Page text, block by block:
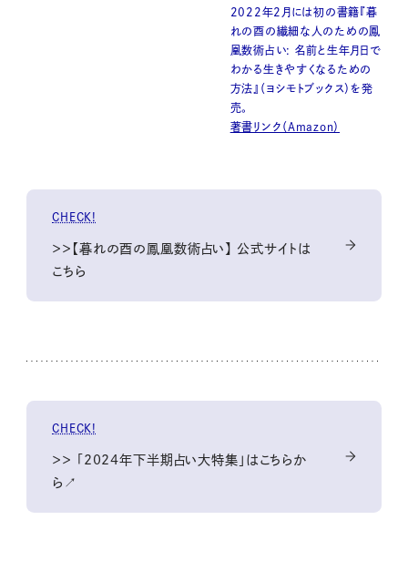
2022年2月には初の書籍『暮
れの酉の繊細な人のための鳳
凰数術占い: 名前と生年月日で
わかる生きやすくなるための
方法』（ヨシモトブックス）を発
売。
著書リンク（Amazon）
CHECK!
＞＞【暮れの酉の鳳凰数術占い】 公式サイトは
こちら
CHECK!
＞＞ 「2024年下半期占い大特集」はこちらか
ら↗